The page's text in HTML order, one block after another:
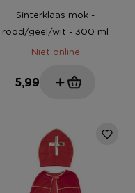
Sinterklaas mok -
rood/geel/wit - 300 ml
Niet online
5,99